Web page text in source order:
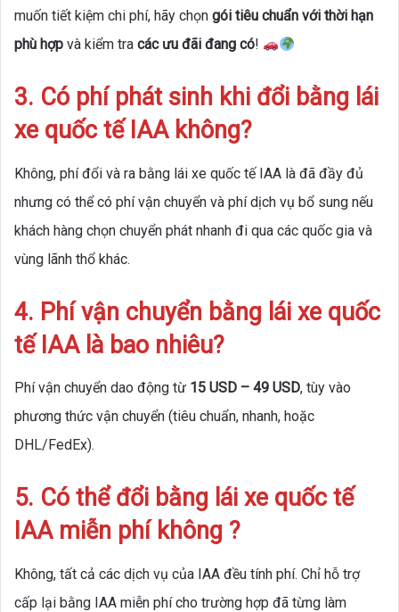
muốn tiết kiệm chi phí, hãy chọn gói tiêu chuẩn với thời hạn
phù hợp và kiểm tra các ưu đãi đang có!
3. Có phí phát sinh khi đổi bằng lái
xe quốc tế IAA không?
Không, phí đổi và ra bằng lái xe quốc tế IAA là đã đầy đủ
nhưng có thể có phí vận chuyển và phí dịch vụ bổ sung nếu
khách hàng chọn chuyển phát nhanh đi qua các quốc gia và
vùng lãnh thổ khác.
4. Phí vận chuyển bằng lái xe quốc
tế IAA là bao nhiêu?
Phí vận chuyển dao động từ 15 USD – 49 USD, tùy vào
phương thức vận chuyển (tiêu chuẩn, nhanh, hoặc
DHL/FedEx).
5. Có thể đổi bằng lái xe quốc tế
IAA miễn phí không ?
Không, tất cả các dịch vụ của IAA đều tính phí. Chỉ hỗ trợ
cấp lại bằng IAA miễn phí cho trường hợp đã từng làm